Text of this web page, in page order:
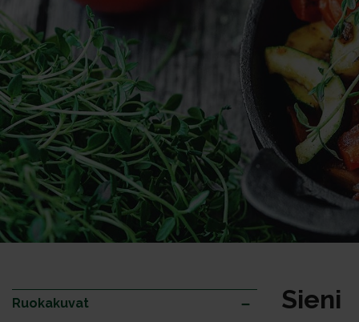
Ruokakuvat
Sieni